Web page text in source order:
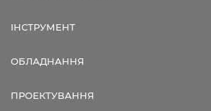
ІНСТРУМЕНТ
ОБЛАДНАННЯ
ПРОЕКТУВАННЯ